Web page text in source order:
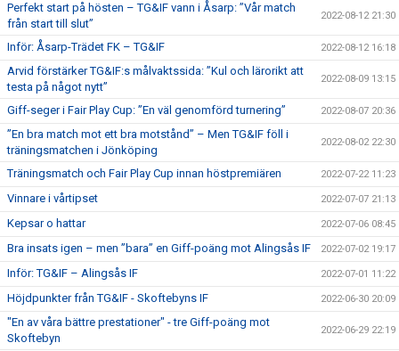
Perfekt start på hösten – TG&IF vann i Åsarp: ”Vår match
från start till slut”
2022-08-12 21:30
Inför: Åsarp-Trädet FK – TG&IF 2022-08-12 16:18
Arvid förstärker TG&IF:s målvaktssida: ”Kul och lärorikt att
testa på något nytt”
2022-08-09 13:15
Giff-seger i Fair Play Cup: ”En väl genomförd turnering” 2022-08-07 20:36
”En bra match mot ett bra motstånd” – Men TG&IF föll i
träningsmatchen i Jönköping
2022-08-02 22:30
Träningsmatch och Fair Play Cup innan höstpremiären 2022-07-22 11:23
Vinnare i vårtipset 2022-07-07 21:13
Kepsar o hattar 2022-07-06 08:45
Bra insats igen – men ”bara” en Giff-poäng mot Alingsås IF 2022-07-02 19:17
Inför: TG&IF – Alingsås IF 2022-07-01 11:22
Höjdpunkter från TG&IF - Skoftebyns IF 2022-06-30 20:09
"En av våra bättre prestationer" - tre Giff-poäng mot
Skoftebyn
2022-06-29 22:19